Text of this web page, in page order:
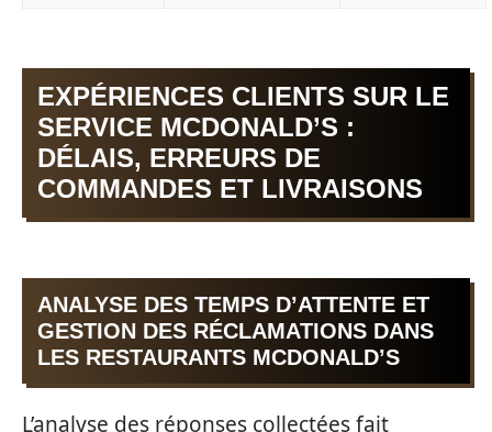
EXPÉRIENCES CLIENTS SUR LE
SERVICE MCDONALD’S :
DÉLAIS, ERREURS DE
COMMANDES ET LIVRAISONS
ANALYSE DES TEMPS D’ATTENTE ET
GESTION DES RÉCLAMATIONS DANS
LES RESTAURANTS MCDONALD’S
L’analyse des réponses collectées fait